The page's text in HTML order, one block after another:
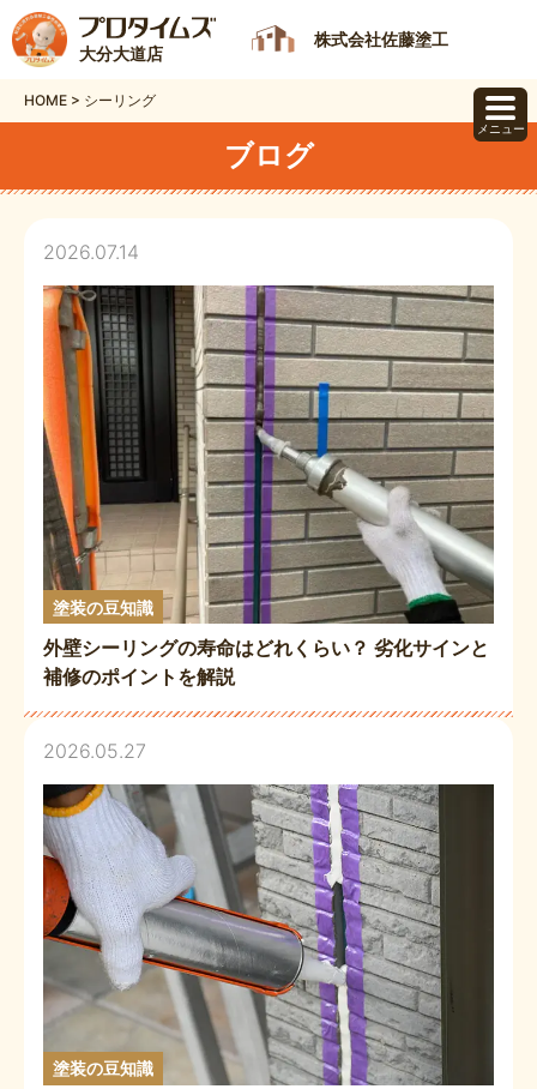
大分大道店
株式会社佐藤塗工
HOME > シーリング
ブログ
2026.07.14
塗装の豆知識
外壁シーリングの寿命はどれくらい？ 劣化サインと
補修のポイントを解説
2026.05.27
塗装の豆知識
メニュー